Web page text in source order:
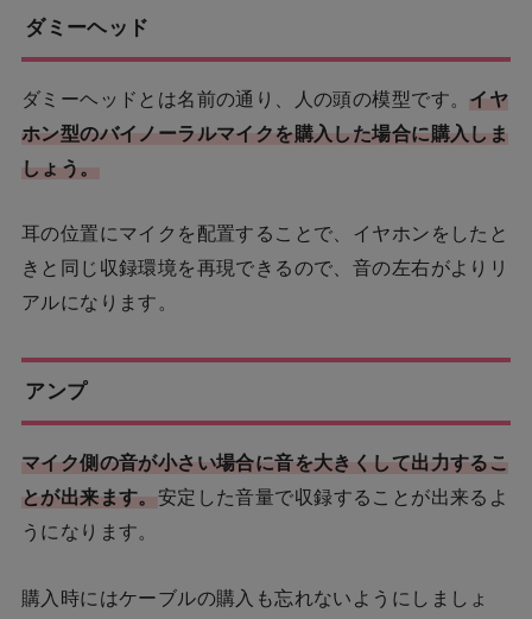
ダミーヘッド
ダミーヘッドとは名前の通り、人の頭の模型です。 イヤ
ホン型のバイノーラルマイクを購入した場合に購入しま
しょう。
耳の位置にマイクを配置することで、イヤホンをしたと
きと同じ収録環境を再現できるので、音の左右がよりリ
アルになります。
アンプ
マイク側の音が小さい場合に音を大きくして出力するこ
とが出来ます。 安定した音量で収録することが出来るよ
うになります。
購入時にはケーブルの購入も忘れないようにしましょ